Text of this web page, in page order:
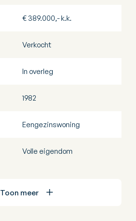
€ 389.000,- k.k.
Verkocht
In overleg
1982
Eengezinswoning
Volle eigendom
Toon meer